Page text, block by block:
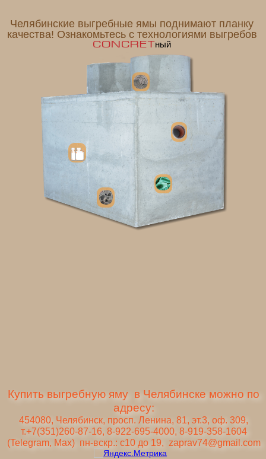
Челябинские выгребные ямы поднимают планку
качества! Ознакомьтесь с технологиями выгребов
Concretный
Купить выгребную яму в Челябинске можно по
адресу:
454080, Челябинск, просп. Ленина, 81, эт.3, оф. 309,
т.+7(351)260-87-16, 8-922-695-4000, 8-919-358-1604
(Telegram, Max) пн-вскр.: с10 до 19, zaprav74@gmail.com